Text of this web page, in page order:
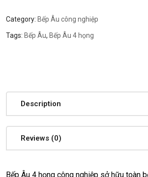
Category: Bếp Âu công nghiệp
Tags: Bếp Âu, Bếp Âu 4 họng
Description
Reviews (0)
Bếp Âu 4 họng công nghiệp sở hữu toàn